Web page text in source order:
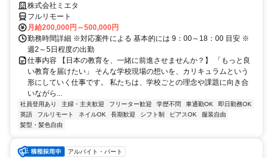
株式会社ミエタ
フルリモート
月給200,000円～500,000円
勤務時間詳細 ※対応案件による 基本的には 9：00～18：00 目安 ※
週2～5日程度の出勤
仕事内容 【日本の教育を、一緒に前進させませんか？】 「もっと良
い教育を届けたい」 そんな学校現場の想いを、カリキュラムという
形にしていく仕事です。 私たちは、学校ごとの理念や課題に向き合
いながら...
社員登用あり 主婦・主夫歓迎 フリーター歓迎 学歴不問 車通勤OK
即日勤務OK
英語
フルリモート ネイルOK 長期歓迎 シフト制 ピアスOK
服装自由
髪型・髪色自由
アルバイト・パート